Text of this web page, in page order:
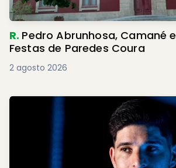
R. Pedro Abrunhosa, Camané
Festas de Paredes Coura
2 agosto 2026